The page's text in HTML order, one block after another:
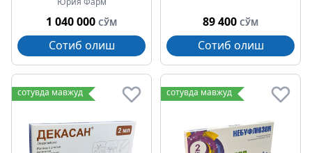
1 040 000 СЎМ
Сотиб олиш
89 400 СЎМ
Сотиб олиш
сотувда мавжуд сотувда мавжуд